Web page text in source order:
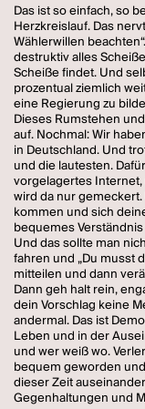
Das ist so einfach, so
Herzkreislauf. Das
Wählerwillen
destruktiv alles
Scheiße findet. Und
prozentual ziemlich
eine Regierung zu
Dieses Rumstehen
auf. Nochmal: Wir
in Deutschland. Und
und die lautesten.
vorgelagertes
wird da nur
kommen und sich
bequemes
Und das sollte man
fahren und „Du musst
mitteilen und dann
Dann geh halt rein,
dein Vorschlag keine
andermal. Das ist
Leben und in der
und wer weiß wo.
bequem geworden
dieser Zeit
Gegenhaltungen und